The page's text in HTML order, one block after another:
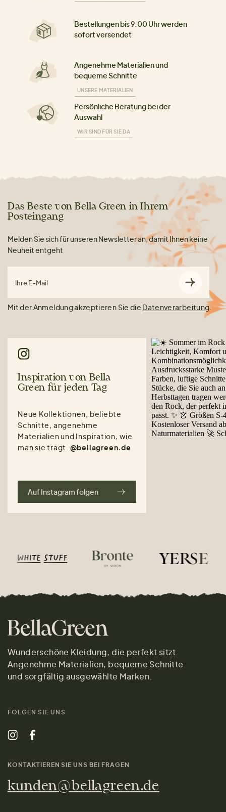
Bestellungen bis 9:00 Uhr werden
sofort versendet
Angenehme Materialien und
bequeme Schnitte
UNSERE MATERIALIEN
Persönliche Beratung bei der
Auswahl
WIR SIND FÜR SIE DA
Das Beste von Bella Green in Ihrem
Posteingang
Melden Sie sich für unseren Newsletter an, damit Ihnen keine
Neuheit entgeht
Ihre E-Mail
Mit der Anmeldung akzeptieren Sie die Datenverarbeitung.
Inspiration von Bella
Green für jeden Tag
Neue Kollektionen, beliebte
Schnitte, angenehme
Materialien und Inspiration, wie
man sie trägt. @bellagreen.de
Auf Instagram folgen
Wunderschöne Kleidung, die perfekt sitzt.
Angenehme Materialien, bequeme Schnitte
und sorgfältig ausgewählte Marken.
FOLGEN SIE UNS
KONTAKTIEREN SIE UNS BEI FRAGEN
kunden@bellagreen.de